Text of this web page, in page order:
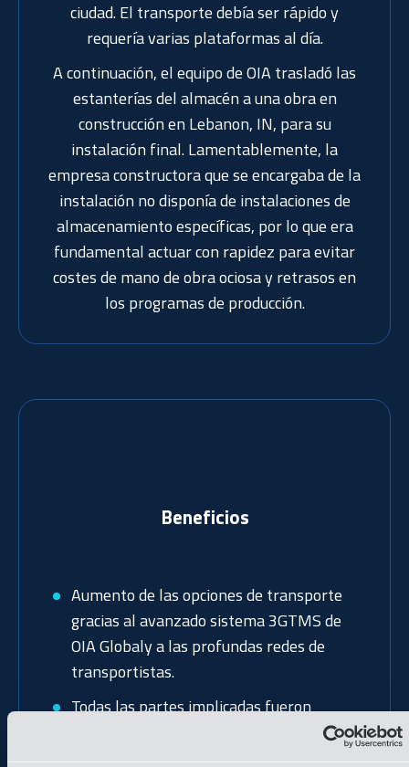
ciudad. El transporte debía ser rápido y
requería varias plataformas al día.
A continuación, el equipo de OIA trasladó las
estanterías del almacén a una obra en
construcción en Lebanon, IN, para su
instalación final. Lamentablemente, la
empresa constructora que se encargaba de la
instalación no disponía de instalaciones de
almacenamiento específicas, por lo que era
fundamental actuar con rapidez para evitar
costes de mano de obra ociosa y retrasos en
los programas de producción.
Beneficios
Aumento de las opciones de transporte
gracias al avanzado sistema 3GTMS de
OIA Globaly a las profundas redes de
transportistas.
Todas las partes implicadas fueron